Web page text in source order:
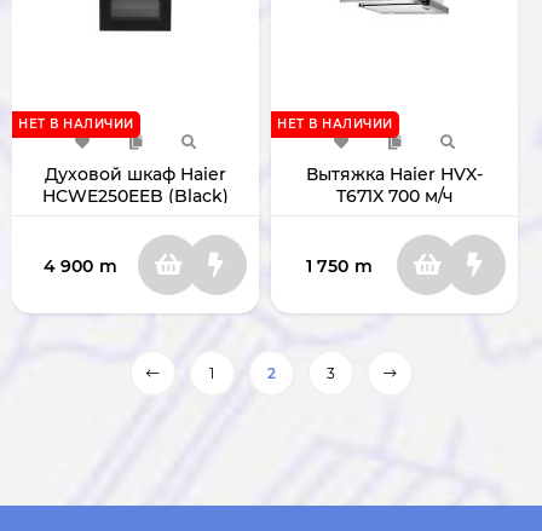
Духовой шкаф Haier
HCWE250EEB (Black)
НЕТ В НАЛИЧИИ
4 900 m
Вытяжка Haier HVX-
T671X 700 м/ч
НЕТ В НАЛИЧИИ
1 750 m
1 2 3